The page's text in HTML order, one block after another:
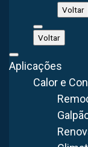
Voltar
Voltar
Aplicações
Calor e
Ventilação
Qual a
Ventilação
Como